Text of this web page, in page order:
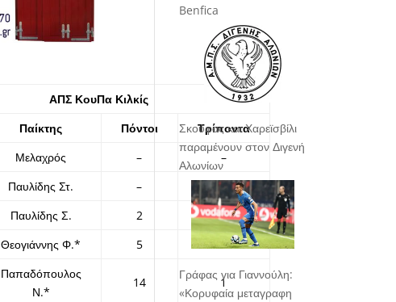
ΑΠΣ ΚουΠα Κιλκίς
Παίκτης Πόντοι
Τρίποντα
Μελαχρός –
–
Παυλίδης Στ. –
–
Παυλίδης Σ. 2
–
Θεογιάννης Φ.* 5 1
Παπαδόπουλος
Ν.*
14 1
Benfica
Σκούφας και Χαρεϊσβίλι
παραμένουν στον Διγενή
Αλωνίων
Γράφας για Γιαννούλη:
«Κορυφαία μεταγραφη